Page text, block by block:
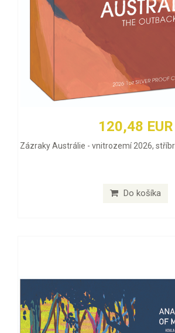
120,48 EUR
Zázraky Austrálie - vnitrozemí 2026,
Do košíka